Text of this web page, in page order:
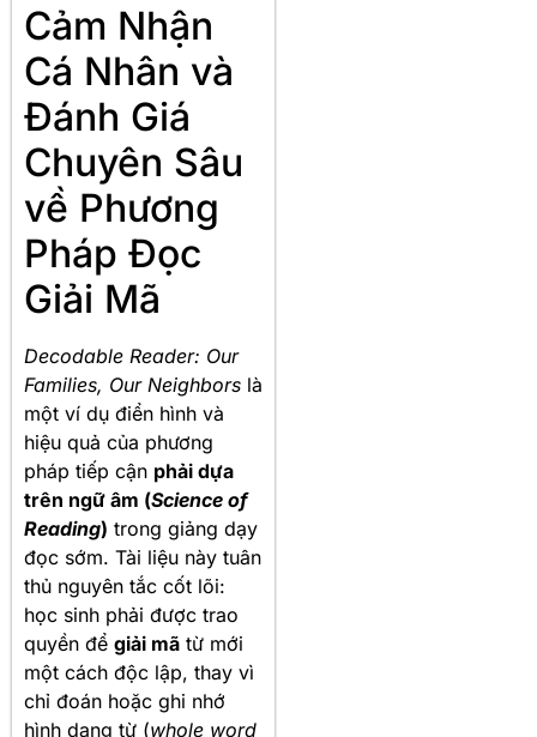
Cảm Nhận
Cá Nhân và
Đánh Giá
Chuyên Sâu
về Phương
Pháp Đọc
Giải Mã
Decodable Reader: Our
Families, Our Neighbors là
một ví dụ điển hình và
hiệu quả của phương
pháp tiếp cận phải dựa
trên ngữ âm (Science of
Reading) trong giảng dạy
đọc sớm. Tài liệu này tuân
thủ nguyên tắc cốt lõi:
học sinh phải được trao
quyền để giải mã từ mới
một cách độc lập, thay vì
chỉ đoán hoặc ghi nhớ
hình dạng từ (whole word